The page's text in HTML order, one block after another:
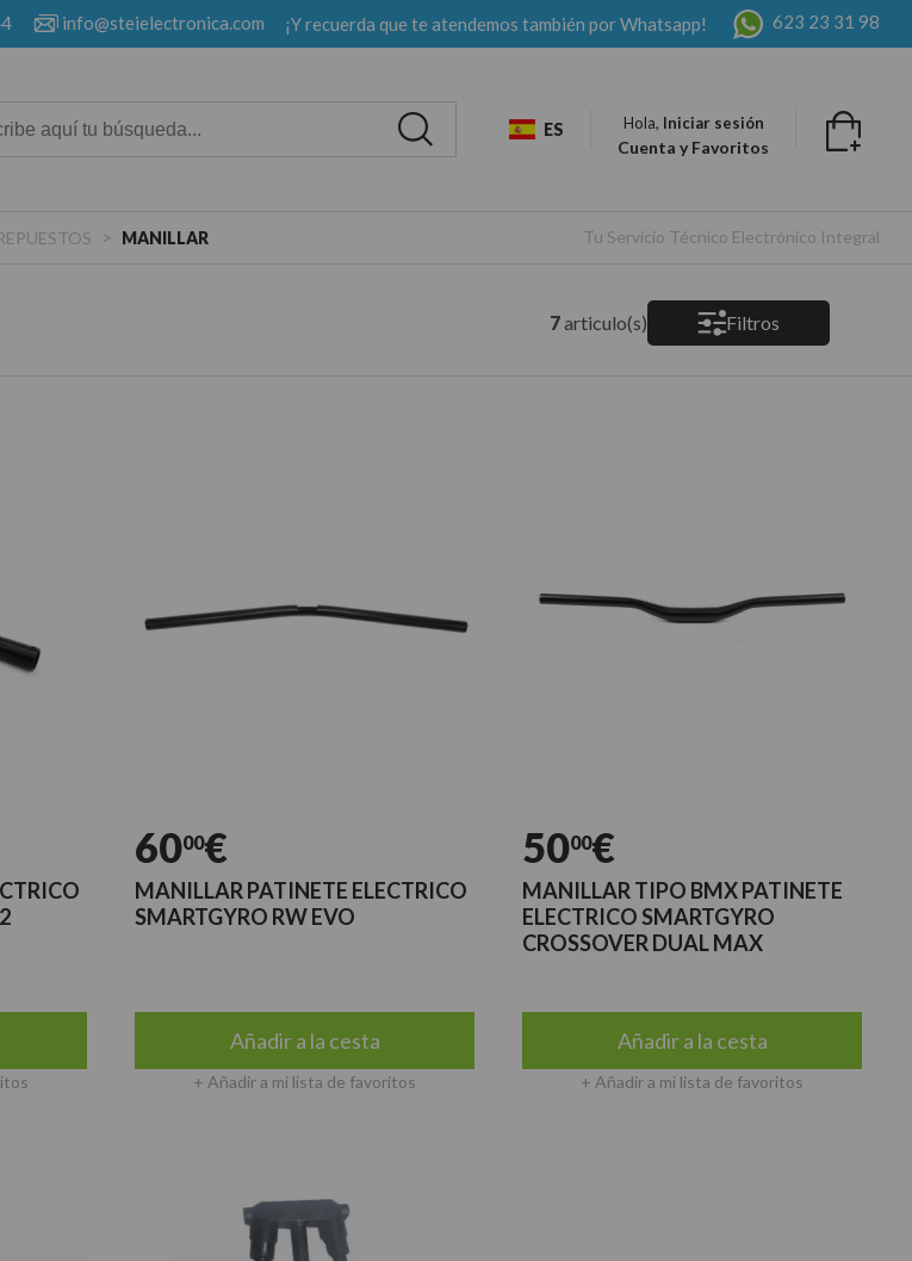
info@steielectronica.com ¡Y recuerda que te atendemos también por Whatsapp! 623 23 31 98
ES Hola, Iniciar sesión
Cuenta y Favoritos
> MANILLAR Tu Servicio Técnico Electrónico Integral
7articulo(s) Filtros
6000€
MANILLAR PATINETE ELECTRICO
SMARTGYRO RW EVO
Añadir a la cesta
+ Añadir a mi lista de favoritos
5000€
MANILLAR TIPO BMX PATINETE
ELECTRICO SMARTGYRO
CROSSOVER DUAL MAX
Añadir a la cesta
+ Añadir a mi lista de favoritos